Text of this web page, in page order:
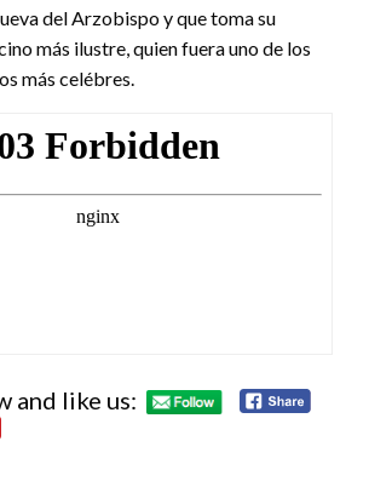
del Arzobispo y que toma su
más ilustre, quien fuera uno de los
más celébres.
and like us: